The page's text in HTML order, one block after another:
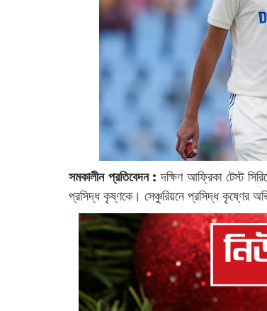
সমকালীন প্রতিবেদন : ‌দক্ষিণ আফ্রিকা টেস্ট
প্রসিদ্ধ কৃষ্ণকে। সেঞ্চুরিয়নে প্রসিদ্ধ কৃষ্ণের